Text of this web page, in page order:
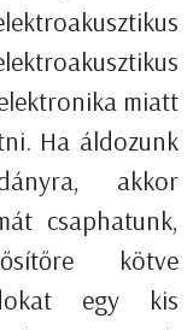
miatt
Ha áldozunk
akkor
csaphatunk,
kötve
egy kis